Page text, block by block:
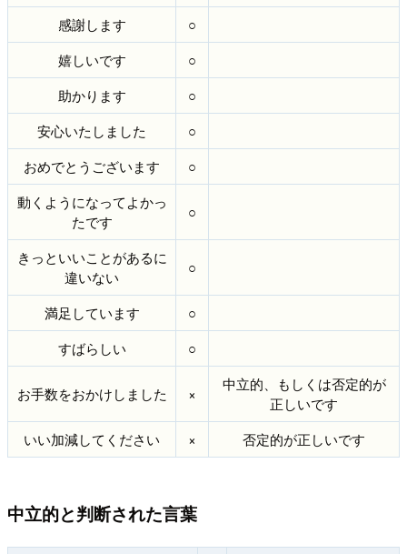
感謝します
○
嬉しいです
○
助かります
○
安心いたしました
○
おめでとうございます
○
動くようになってよかっ
たです
○
きっといいことがあるに
違いない
○
満足しています
○
すばらしい
○
お手数をおかけしました ×
中立的、もしくは否定的が
正しいです
いい加減してください
× 否定的が正しいです
中立的と判断された言葉